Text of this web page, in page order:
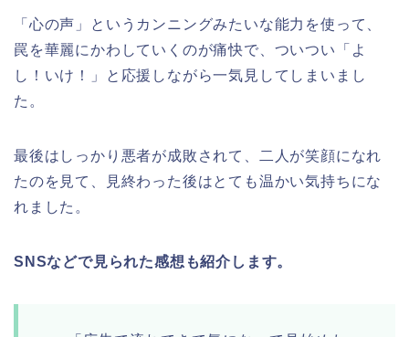
「心の声」というカンニングみたいな能力を使って、
罠を華麗にかわしていくのが痛快で、ついつい「よ
し！いけ！」と応援しながら一気見してしまいまし
た。
最後はしっかり悪者が成敗されて、二人が笑顔になれ
たのを見て、見終わった後はとても温かい気持ちにな
れました。
SNSなどで見られた感想も紹介します。